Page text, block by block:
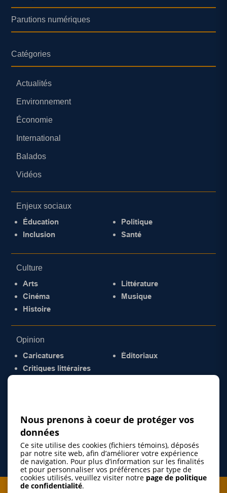
Parutions numériques
Catégories
Actualités
Environnement
Économie
International
Balados
Vidéos
Enjeux sociaux
Éducation
Inclusion
Politique
Santé
Culture
Arts
Cinéma
Histoire
Littérature
Musique
Opinion
Caricatures
Critiques littéraires
Éditoriaux
Nous prenons à coeur de protéger vos
données
Ce site utilise des cookies (fichiers témoins), déposés
par notre site web, afin d’améliorer votre expérience
de navigation. Pour plus d’information sur les finalités
et pour personnaliser vos préférences par type de
cookies utilisés, veuillez visiter notre page de politique
de confidentialité.